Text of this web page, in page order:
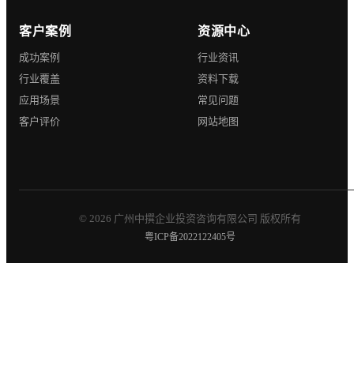
客户案例
成功案例
行业覆盖
应用场景
客户评价
资源中心
行业资讯
资料下载
常见问题
网站地图
© 2026 广州中撰企业投资咨询有限公司 版权所有
粤ICP备2022122405号